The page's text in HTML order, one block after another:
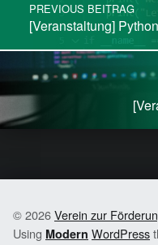
PREVIOUS BEITRAG
[Veranstaltung]
© 2026Verein zur
Using Modern WordPress